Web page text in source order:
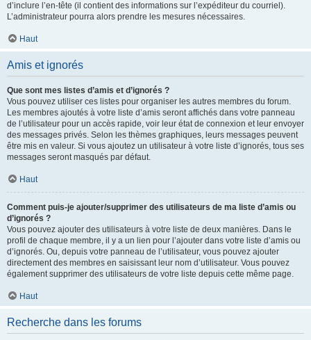
d’inclure l’en-tête (il contient des informations sur l’expéditeur du courriel).
L’administrateur pourra alors prendre les mesures nécessaires.
Haut
Amis et ignorés
Que sont mes listes d’amis et d’ignorés ?
Vous pouvez utiliser ces listes pour organiser les autres membres du forum.
Les membres ajoutés à votre liste d’amis seront affichés dans votre panneau
de l’utilisateur pour un accès rapide, voir leur état de connexion et leur envoyer
des messages privés. Selon les thèmes graphiques, leurs messages peuvent
être mis en valeur. Si vous ajoutez un utilisateur à votre liste d’ignorés, tous ses
messages seront masqués par défaut.
Haut
Comment puis-je ajouter/supprimer des utilisateurs de ma liste d’amis ou
d’ignorés ?
Vous pouvez ajouter des utilisateurs à votre liste de deux manières. Dans le
profil de chaque membre, il y a un lien pour l’ajouter dans votre liste d’amis ou
d’ignorés. Ou, depuis votre panneau de l’utilisateur, vous pouvez ajouter
directement des membres en saisissant leur nom d’utilisateur. Vous pouvez
également supprimer des utilisateurs de votre liste depuis cette même page.
Haut
Recherche dans les forums